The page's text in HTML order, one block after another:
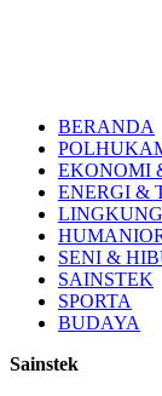
BERANDA
EKONOMI
ENERGI &
SENI &
SAINSTEK
SPORTA
BUDAYA
Sainstek